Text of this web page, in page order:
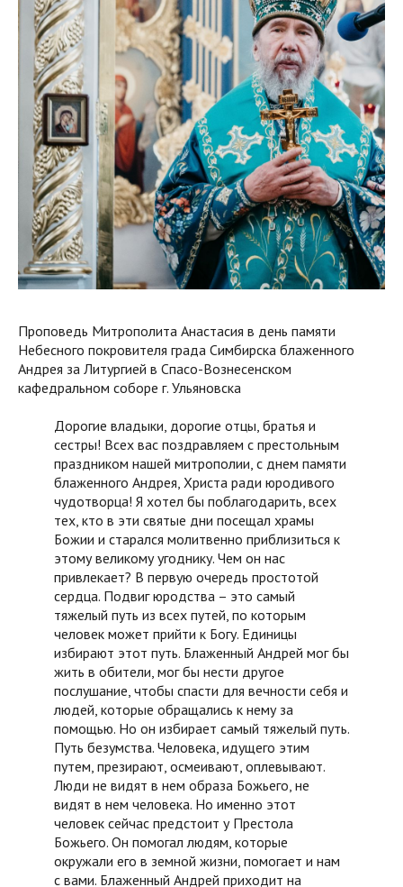
Проповедь Митрополита Анастасия в день памяти
Небесного покровителя града Симбирска блаженного
Андрея за Литургией в Спасо-Вознесенском
кафедральном соборе г. Ульяновска
Дорогие владыки, дорогие отцы, братья и
сестры! Всех вас поздравляем с престольным
праздником нашей митрополии, с днем памяти
блаженного Андрея, Христа ради юродивого
чудотворца! Я хотел бы поблагодарить, всех
тех, кто в эти святые дни посещал храмы
Божии и старался молитвенно приблизиться к
этому великому угоднику. Чем он нас
привлекает? В первую очередь простотой
сердца. Подвиг юродства – это самый
тяжелый путь из всех путей, по которым
человек может прийти к Богу. Единицы
избирают этот путь. Блаженный Андрей мог бы
жить в обители, мог бы нести другое
послушание, чтобы спасти для вечности себя и
людей, которые обращались к нему за
помощью. Но он избирает самый тяжелый путь.
Путь безумства. Человека, идущего этим
путем, презирают, осмеивают, оплевывают.
Люди не видят в нем образа Божьего, не
видят в нем человека. Но именно этот
человек сейчас предстоит у Престола
Божьего. Он помогал людям, которые
окружали его в земной жизни, помогает и нам
с вами. Блаженный Андрей приходит на